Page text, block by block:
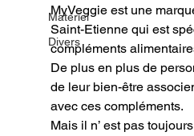
Matériel
Divers
MyVeggie est une
Saint-Etienne qui est
compléments
De plus en plus de
de leur bien-être
avec ces compléments.
Mais il n’ est pas